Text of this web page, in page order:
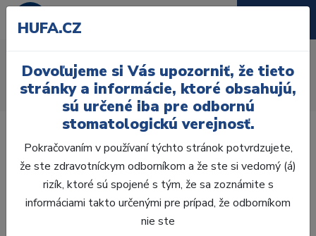
Úvod Ordinácia Hygiena
Ochranné pomôcky
Rukavice
Vyšetrovacie Nitrilové
Laboratórium, Zub.
technika
HUFA.CZ
Dovoľujeme si Vás upozorniť, že tieto
stránky a informácie, ktoré obsahujú,
sú určené iba pre odbornú
stomatologickú verejnosť.
Pokračovaním v používaní týchto stránok potvrdzujete,
že ste zdravotníckym odborníkom a že ste si vedomý (á)
rizík, ktoré sú spojené s tým, že sa zoznámite s
informáciami takto určenými pre prípad, že odborníkom
nie ste